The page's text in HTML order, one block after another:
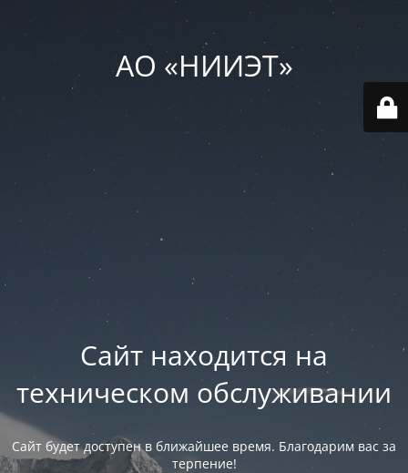
АО «НИИЭТ»
Сайт находится на
техническом обслуживании
Сайт будет доступен в ближайшее время. Благодарим вас за
терпение!